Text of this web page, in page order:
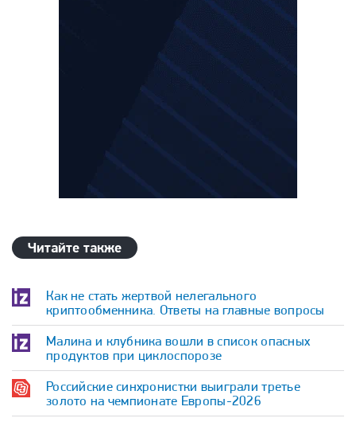
Читайте также
Как не стать жертвой нелегального
криптообменника. Ответы на главные вопросы
Малина и клубника вошли в список опасных
продуктов при циклоспорозе
Российские синхронистки выиграли третье
золото на чемпионате Европы-2026